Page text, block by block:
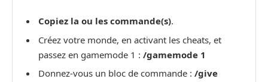
Copiez la ou les commande(s).
Créez votre monde, en activant les cheats, et
passez en gamemode 1 : /gamemode 1
Donnez-vous un bloc de commande : /give